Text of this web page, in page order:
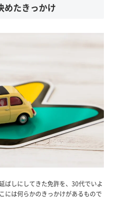
めたきっかけ
ばしにしてきた免許を、30代でいよ
には何らかのきっかけがあるもので